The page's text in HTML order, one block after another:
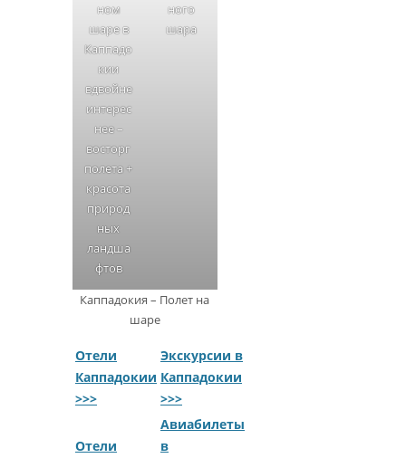
ном
шаре в
Каппадо
кии
вдвойне
интерес
нее –
восторг
полета +
красота
природ
ных
ландша
фтов
ного
шара
Каппадокия – Полет на
шаре
Отели
Каппадокии
>>>
Экскурсии в
Каппадокии
>>>
Отели
Авиабилеты
в